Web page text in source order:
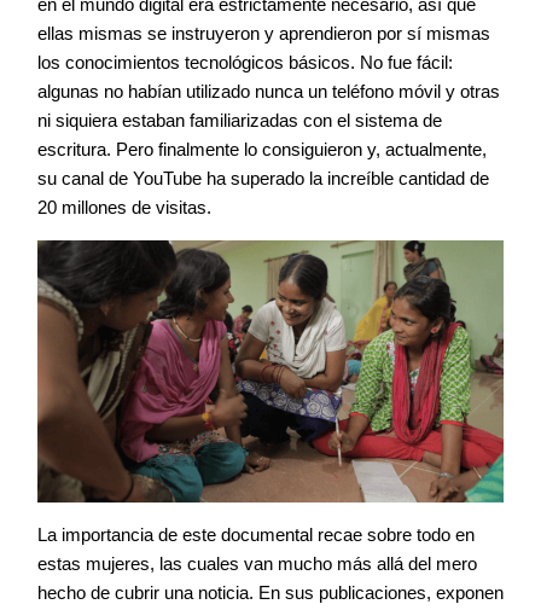
en el mundo digital era estrictamente necesario, así que
ellas mismas se instruyeron y aprendieron por sí mismas
los conocimientos tecnológicos básicos. No fue fácil:
algunas no habían utilizado nunca un teléfono móvil y otras
ni siquiera estaban familiarizadas con el sistema de
escritura. Pero finalmente lo consiguieron y, actualmente,
su canal de YouTube ha superado la increíble cantidad de
20 millones de visitas.
La importancia de este documental recae sobre todo en
estas mujeres, las cuales van mucho más allá del mero
hecho de cubrir una noticia. En sus publicaciones, exponen